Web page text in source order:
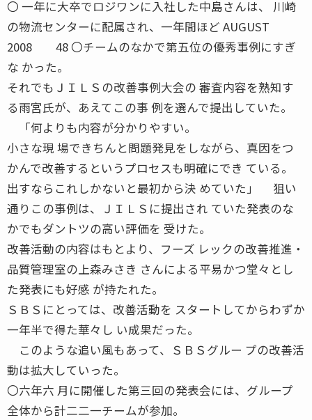
〇 一年に大卒でロジワンに入社した中島さんは、 川崎
の物流センターに配属され、一年間ほど AUGUST
2008 48 〇チームのなかで第五位の優秀事例にすぎ
な かった。
それでもＪＩＬＳの改善事例大会の 審査内容を熟知す
る雨宮氏が、あえてこの事 例を選んで提出していた。
「何よりも内容が分かりやすい。
小さな現 場できちんと問題発見をしながら、真因をつ
かんで改善するというプロセスも明確にでき ている。
出すならこれしかないと最初から決 めていた」 狙い
通りこの事例は、ＪＩＬＳに提出され ていた発表のな
かでもダントツの高い評価を 受けた。
改善活動の内容はもとより、フーズ レックの改善推進・
品質管理室の上森みさき さんによる平易かつ堂々とし
た発表にも好感 が持たれた。
ＳＢＳにとっては、改善活動を スタートしてからわずか
一年半で得た華々し い成果だった。
このような追い風もあって、ＳＢＳグルー プの改善活
動は拡大していった。
〇六年六 月に開催した第三回の発表会には、グループ
全体から計二二一チームが参加。